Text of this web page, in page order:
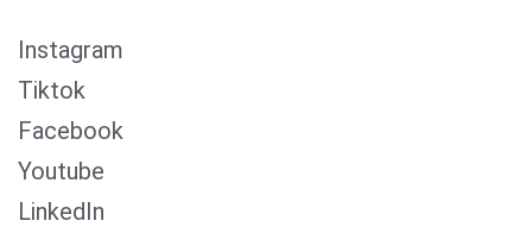
Instagram
Tiktok
Facebook
Youtube
LinkedIn